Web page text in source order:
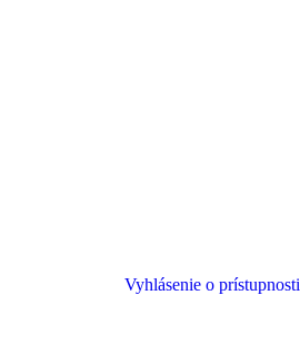
Vyhlásenie o prístupnosti